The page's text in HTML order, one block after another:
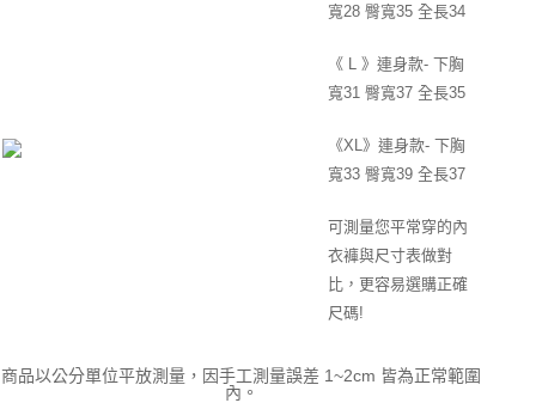
寬28 臀寬35 全長34
《 L 》連身款- 下胸
寬31 臀寬37 全長35
《XL》連身款- 下胸
寬33 臀寬39 全長37
可測量您平常穿的內
衣褲與尺寸表做對
比，更容易選購正確
尺碼!
商品以公分單位平放測量，因手工測量誤差 1~2cm 皆為正常範圍
內。